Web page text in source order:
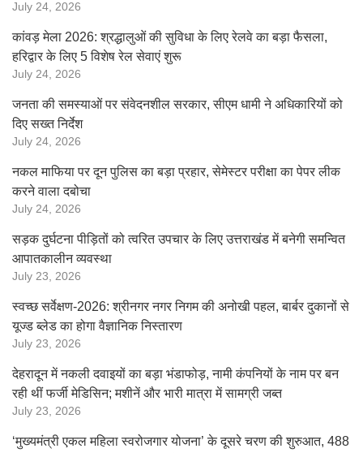
July 24, 2026
कांवड़ मेला 2026: श्रद्धालुओं की सुविधा के लिए रेलवे का बड़ा फैसला,
हरिद्वार के लिए 5 विशेष रेल सेवाएं शुरू
July 24, 2026
जनता की समस्याओं पर संवेदनशील सरकार, सीएम धामी ने अधिकारियों को
दिए सख्त निर्देश
July 24, 2026
नकल माफिया पर दून पुलिस का बड़ा प्रहार, सेमेस्टर परीक्षा का पेपर लीक
करने वाला दबोचा
July 24, 2026
सड़क दुर्घटना पीड़ितों को त्वरित उपचार के लिए उत्तराखंड में बनेगी समन्वित
आपातकालीन व्यवस्था
July 23, 2026
स्वच्छ सर्वेक्षण-2026: श्रीनगर नगर निगम की अनोखी पहल, बार्बर दुकानों से
यूज्ड ब्लेड का होगा वैज्ञानिक निस्तारण
July 23, 2026
देहरादून में नकली दवाइयों का बड़ा भंडाफोड़, नामी कंपनियों के नाम पर बन
रही थीं फर्जी मेडिसिन; मशीनें और भारी मात्रा में सामग्री जब्त
July 23, 2026
‘मुख्यमंत्री एकल महिला स्वरोजगार योजना’ के दूसरे चरण की शुरुआत, 488